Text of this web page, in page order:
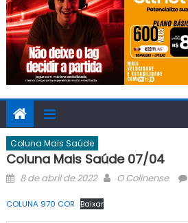
Coluna Mais Saúde
Coluna Mais Saúde 07/04
Posted
8 de abril de 2022 Author
O Colinense
COLUNA 970 COR Baixar